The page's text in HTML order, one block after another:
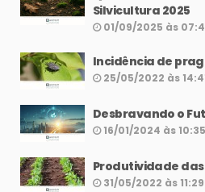
Silvicultura 2025
01/09/2025 às
Incidência de
25/05/2022 às
Desbravando o
16/01/2024 às 10:35
Produtividade
31/05/2022 às 11:29